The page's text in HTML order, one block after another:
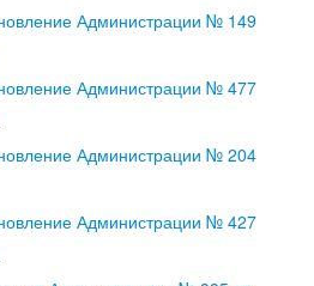
Администрации № 149
Администрации № 477
Администрации № 204
Администрации № 427